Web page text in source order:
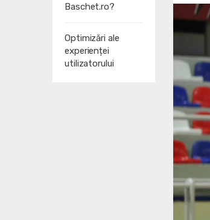
Baschet.ro?
Optimizări ale
experienței
utilizatorului